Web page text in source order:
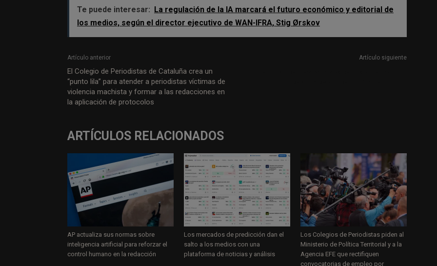
Te puede interesar:
La regulación de la IA marcará el futuro económico y editorial de
los medios, según el director ejecutivo de WAN-IFRA, Stig Ørskov
Artículo anterior
El Colegio de Periodistas de Cataluña crea un
“punto lila” para atender a periodistas víctimas de
violencia machista y formar a las redacciones en
la aplicación de protocolos
Artículo siguiente
ARTÍCULOS RELACIONADOS
AP actualiza sus normas sobre
inteligencia artificial para reforzar el
control humano en la redacción
Los mercados de predicción dan el
salto a los medios con una
plataforma de noticias y análisis
Los Colegios de Periodistas piden al
Ministerio de Política Territorial y a la
Agencia EFE que rectifiquen
convocatorias de empleo por